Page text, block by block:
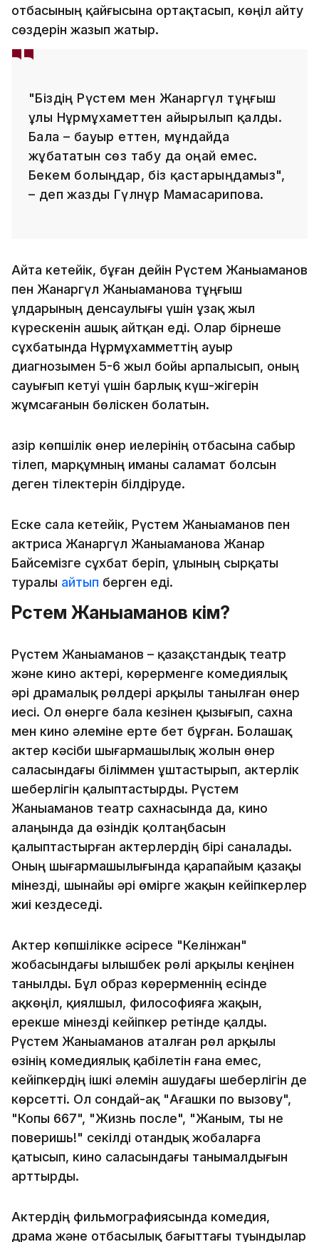
отбасының қайғысына ортақтасып, көңіл айту
сөздерін жазып жатыр.
"Біздің Рүстем мен Жанаргүл тұңғыш
ұлы Нұрмұхаметтен айырылып қалды.
Бала – бауыр еттен, мұндайда
жұбататын сөз табу да оңай емес.
Бекем болыңдар, біз қастарыңдамыз",
– деп жазды Гүлнұр Мамасарипова.
Айта кетейік, бұған дейін Рүстем Жаныаманов
пен Жанаргүл Жаныаманова тұңғыш
ұлдарының денсаулығы үшін ұзақ жыл
күрескенін ашық айтқан еді. Олар бірнеше
сұхбатында Нұрмұхамметтің ауыр
диагнозымен 5-6 жыл бойы арпалысып, оның
сауығып кетуі үшін барлық күш-жігерін
жұмсағанын бөліскен болатын.
Қазір көпшілік өнер иелерінің отбасына сабыр
тілеп, марқұмның иманы саламат болсын
деген тілектерін білдіруде.
Еске сала кетейік, Рүстем Жаныаманов пен
актриса Жанаргүл Жаныаманова Жанар
Байсемізге сұхбат беріп, ұлының сырқаты
туралы айтып берген еді.
Рүстем Жаныаманов кім?
Рүстем Жаныаманов – қазақстандық театр
және кино актері, көрерменге комедиялық
әрі драмалық рөлдері арқылы танылған өнер
иесі. Ол өнерге бала кезінен қызығып, сахна
мен кино әлеміне ерте бет бұрған. Болашақ
актер кәсіби шығармашылық жолын өнер
саласындағы біліммен ұштастырып, актерлік
шеберлігін қалыптастырды. Рүстем
Жаныаманов театр сахнасында да, кино
алаңында да өзіндік қолтаңбасын
қалыптастырған актерлердің бірі саналады.
Оның шығармашылығында қарапайым қазақы
мінезді, шынайы әрі өмірге жақын кейіпкерлер
жиі кездеседі.
Актер көпшілікке әсіресе "Келінжан"
жобасындағы Қылышбек рөлі арқылы кеңінен
танылды. Бұл образ көрерменнің есінде
ақкөңіл, қиялшыл, философияға жақын,
ерекше мінезді кейіпкер ретінде қалды.
Рүстем Жаныаманов аталған рөл арқылы
өзінің комедиялық қабілетін ғана емес,
кейіпкердің ішкі әлемін ашудағы шеберлігін де
көрсетті. Ол сондай-ақ "Ағашки по вызову",
"Копы 667", "Жизнь после", "Жаным, ты не
поверишь!" секілді отандық жобаларға
қатысып, кино саласындағы танымалдығын
арттырды.
Актердің фильмографиясында комедия,
драма және отбасылық бағыттағы туындылар